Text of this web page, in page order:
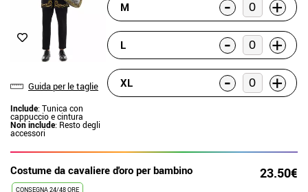
Guida per le taglie
Include: Tunica con
cappuccio e cintura
Non include: Resto degli
accessori
M - +
L - +
XL - +
Costume da cavaliere d'oro per bambino 23.50€
CONSEGNA 24/48 ORE